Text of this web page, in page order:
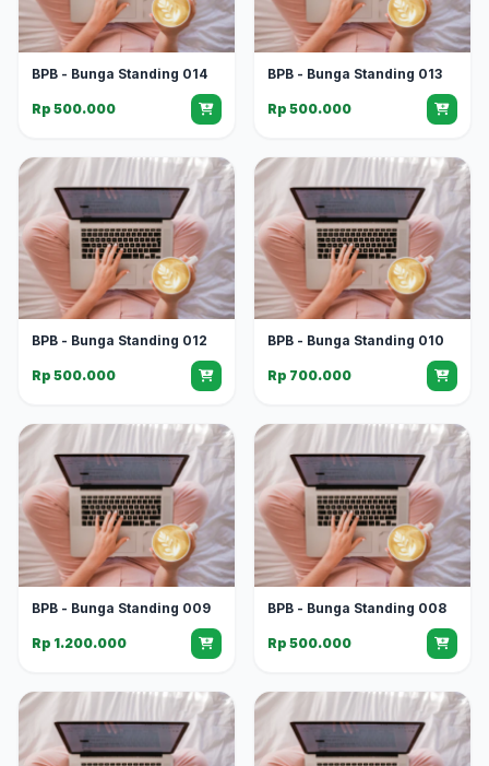
BPB - Bunga Standing 014
Rp 500.000
BPB - Bunga Standing 013
Rp 500.000
BPB - Bunga Standing 012
Rp 500.000
BPB - Bunga Standing 010
Rp 700.000
BPB - Bunga Standing 009
Rp 1.200.000
BPB - Bunga Standing 008
Rp 500.000